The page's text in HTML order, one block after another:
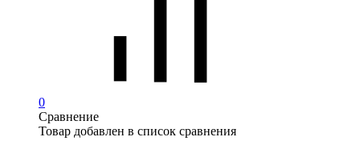
0
Сравнение
Товар добавлен в список сравнения